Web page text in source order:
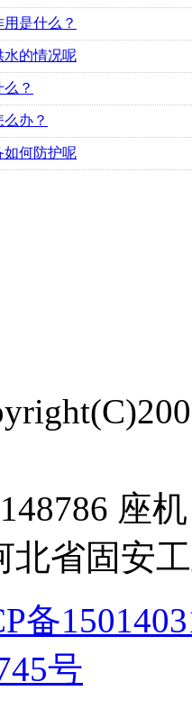
是什么？
水的情况呢
？
办？
如何防护呢
座
北省固
备
号